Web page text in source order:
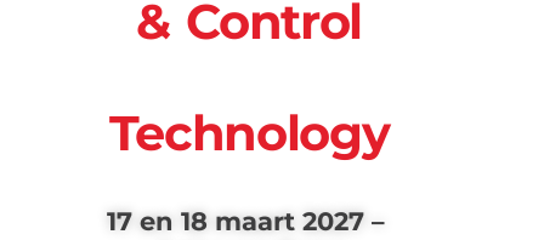
& Control
Technology
17 en 18 maart 2027 –